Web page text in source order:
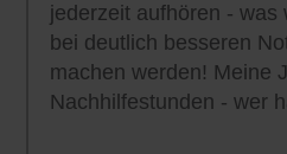
jederzeit aufhören - was
bei deutlich besseren
machen werden! Meine
Nachhilfestunden - wer